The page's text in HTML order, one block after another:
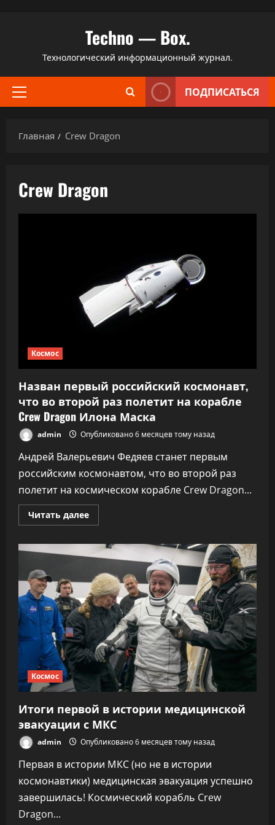
содержимому
Techno — Box.
Технологический информационный журнал.
Основное
ПОДПИСАТЬСЯ
Главная Crew Dragon
Crew Dragon
Космос
Назван первый российский космонавт,
что во второй раз полетит на корабле
Crew Dragon Илона Маска
admin Опубликовано 6 месяцев тому назад
Андрей Валерьевич Федяев станет первым
российским космонавтом, что во второй раз
полетит на космическом корабле Crew Dragon...
Читать далееПрочитать
больше
первый
российский
что
во
второй
раз
полетит
на
корабле
Crew
Dragon
Илона
Маска
Космос
Итоги первой в истории медицинской
эвакуации с МКС
admin Опубликовано 6 месяцев тому назад
Первая в истории МКС (но не в истории
космонавтики) медицинская эвакуация успешно
завершилась! Космический корабль Crew
Dragon...